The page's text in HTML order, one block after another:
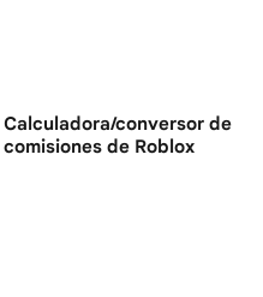
Calculadora/conversor de
comisiones de Roblox